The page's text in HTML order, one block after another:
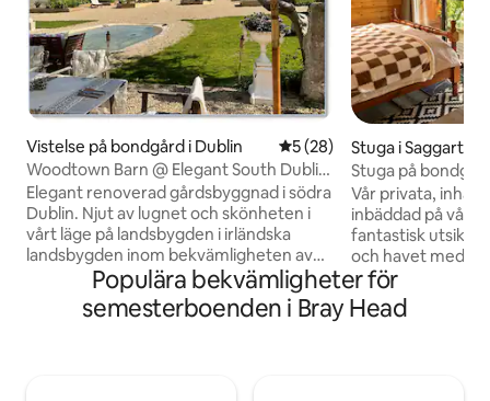
Vistelse på bondgård i Dublin 5 av 5 i genomsnittligt
5 (28)
Woodtown Barn @ Elegant South Dublin
Farm, sviter
Elegant renoverad gårdsbyggnad i södra
Dublin. Njut av lugnet och skönheten i
vårt läge på landsbygden i irländska
landsbygden inom bekvämligheten av
urban kollektivtrafik och bekvämligheter
i stadens centrum. 20 minuter centrum,
20 minuter flygplats, 5 minuter M50,
Stuga i Saggart
Stuga på
natur
Vår privata,
inbäddad på vår
fantastisk utsikt
och havet med
Här finns varm
filtrerat vatten,
gasvärmare,
Populära bekvämligheter för
semesterboenden i Bray Head